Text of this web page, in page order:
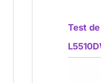
Test